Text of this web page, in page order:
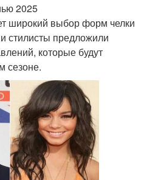
2025
широкий выбор форм челки
стилисты предложили
которые будут
сезоне.